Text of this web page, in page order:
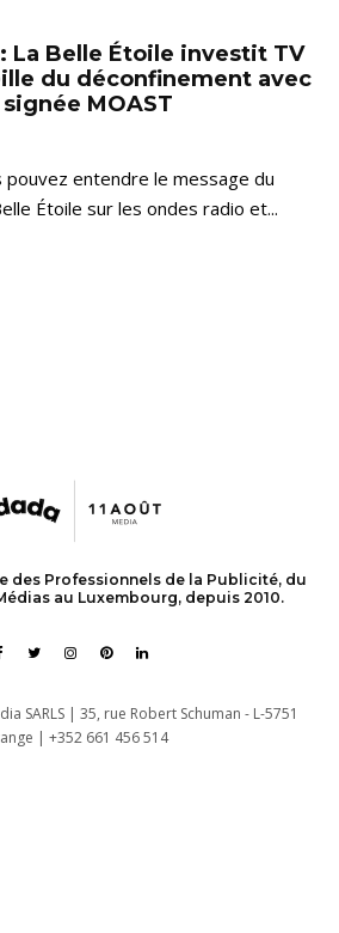
La Belle Étoile investit TV
du déconfinement avec
MOAST
pouvez entendre le message du
Étoile sur les ondes radio et...
des Professionnels de la Publicité, du
au Luxembourg, depuis 2010.
SARLS | 35, rue Robert Schuman - L-5751
| +352 661 456 514